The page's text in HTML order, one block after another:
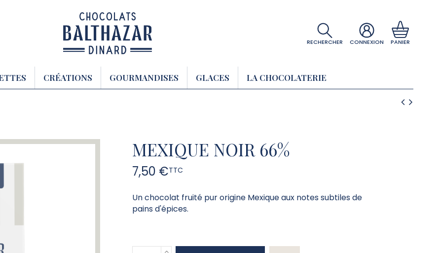
RECHERCHER CONNEXION PANIER
CRÉATIONS GOURMANDISES GLACES LA CHOCOLATERIE
MEXIQUE NOIR 66%
7,50 €TTC
Un chocolat fruité pur origine Mexique aux notes subtiles de
pains d'épices.